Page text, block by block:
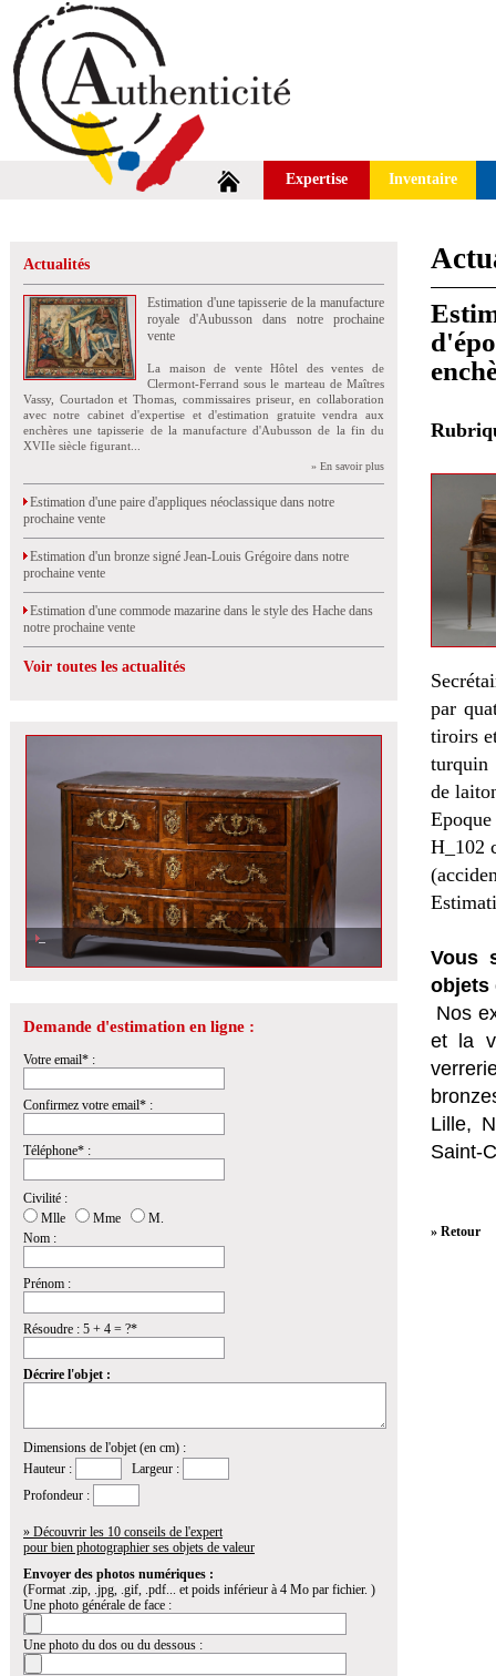
Expertise Inventaire
Actualités
Estimation d'une tapisserie de la manufacture
royale d'Aubusson dans notre prochaine
vente
La maison de vente Hôtel des ventes de
Clermont-Ferrand sous le marteau de Maîtres
Vassy, Courtadon et Thomas, commissaires priseur, en collaboration
avec notre cabinet d'expertise et d'estimation gratuite vendra aux
enchères une tapisserie de la manufacture d'Aubusson de la fin du
XVIIe siècle figurant...
» En savoir plus
Estimation d'une paire d'appliques néoclassique dans notre
prochaine vente
Estimation d'un bronze signé Jean-Louis Grégoire dans notre
prochaine vente
Estimation d'une commode mazarine dans le style des Hache dans
notre prochaine vente
Voir toutes les actualités
Demande d'estimation en ligne :
Votre email* :
Confirmez votre email* :
Téléphone* :
Civilité :
Mlle
Mme
M.
Nom :
Prénom :
Résoudre : 5 + 4 = ?*
Décrire l'objet :
Dimensions de l'objet (en cm) :
Hauteur :
Largeur :
Profondeur :
» Découvrir les 10 conseils de l'expert
pour bien photographier ses objets de valeur
Envoyer des photos numériques :
(Format .zip, .jpg, .gif, .pdf... et poids inférieur à 4 Mo par fichier. )
Une photo générale de face :
Une photo du dos ou du dessous :
par
tiroirs
turquin
de
H_102
Vous
objets
Nos
et la
Lille,
Saint-
» Retour